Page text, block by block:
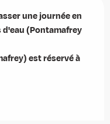
une journée en
(Pontamafrey
est réservé à